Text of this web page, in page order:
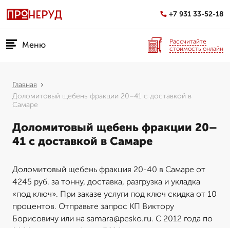
+7 931 33-52-18
Меню
Рассчитайте
стоимость онлайн
Главная
Доломитовый щебень фракции 20–41 с доставкой в
Самаре
Доломитовый щебень фракции 20–
41 с доставкой в Самаре
Доломитовый щебень фракция 20-40 в Самаре от
4245 руб. за тонну, доставка, разгрузка и укладка
«под ключ». При заказе услуги под ключ скидка от 10
процентов. Отправьте запрос КП Виктору
Борисовичу или на samara@pesko.ru. С 2012 года по